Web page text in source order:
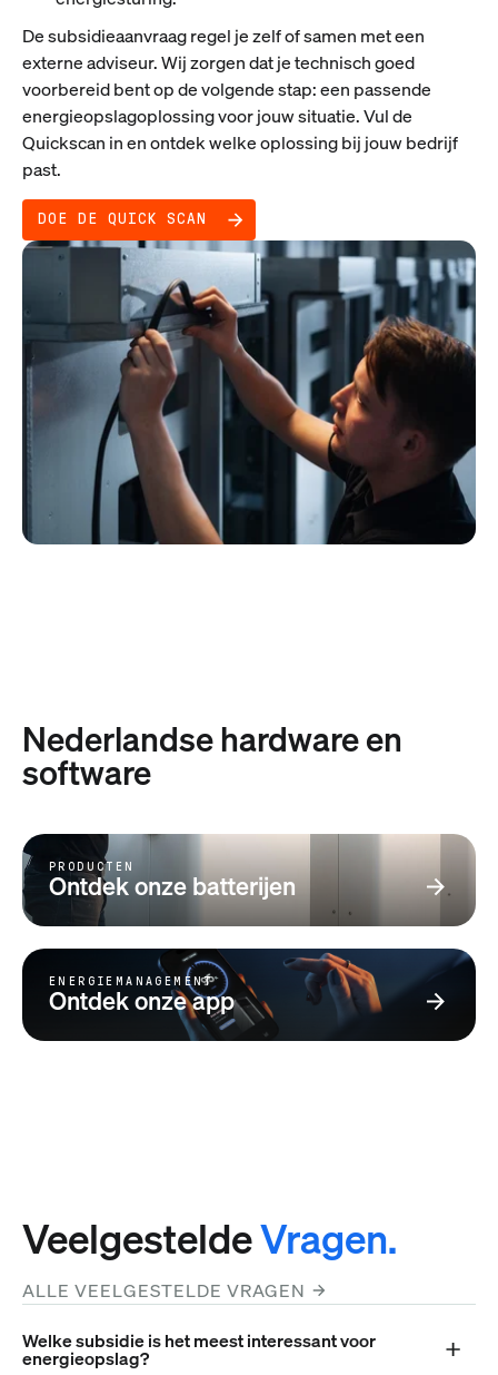
De subsidieaanvraag regel je zelf of samen met een
externe adviseur. Wij zorgen dat je technisch goed
voorbereid bent op de volgende stap: een passende
energieopslagoplossing voor jouw situatie. Vul de
Quickscan in en ontdek welke oplossing bij jouw bedrijf
past.
DOE DE QUICK SCAN
Nederlandse hardware en
software
PRODUCTEN
Ontdek onze batterijen
ENERGIEMANAGEMENT
Ontdek onze app
VeelgesteldeVragen.
ALLE VEELGESTELDE VRAGEN
Welke subsidie is het meest interessant voor
energieopslag?